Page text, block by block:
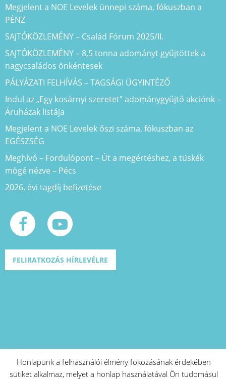
Megjelent a NOE Levelek ünnepi száma, fókuszban a
PÉNZ
SAJTÓKÖZLEMÉNY – Család Fórum 2025/II.
SAJTÓKÖZLEMÉNY – 8,5 tonna adományt gyűjtöttek a
nagycsaládos önkéntesek
PÁLYÁZATI FELHÍVÁS – TAGSÁGI ÜGYINTÉZŐ
Indul az „Egy kosárnyi szeretet” adománygyűjtő akciónk –
Áruházak listája
Megjelent a NOE Levelek őszi száma, fókuszban az
EGÉSZSÉG
Meghívó – Fordulópont – Út a megértéshez, a tüskék
mögé nézve – Pécs
2026. évi tagdíj befizetése
FELIRATKOZÁS HÍRLEVÉLRE
Honlapunk a felhasználói élmény fokozásának érdekében
sütiket alkalmaz, melyet a honlap használatával Ön tudomásul